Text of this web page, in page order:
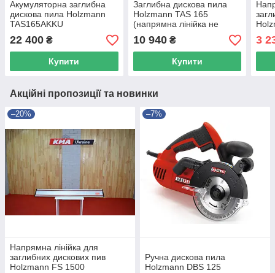
Акумуляторна заглибна
дискова пила Holzmann
TAS165AKKU
22 400 ₴
Купити
Заглибна дискова пила
Holzmann TAS 165
(напрямна лінійка не
входить у комлектація)
10 940₴
Купити
3
Акційні пропозиції та новинки
–20%
Напрямна лінійка для
заглибних дискових пив
Holzmann FS 1500
–7%
Ручна дискова пила
Holzmann DBS 125